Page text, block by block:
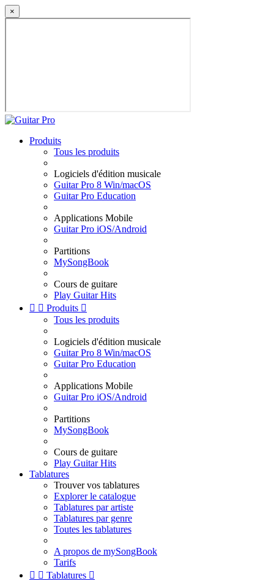
×
Produits
Tous les produits
Logiciels d'édition musicale
Guitar Pro 8 Win/macOS
Guitar Pro Education
Applications Mobile
Guitar Pro iOS/Android
Partitions
MySongBook
Cours de guitare
Play Guitar Hits
  Produits 
Tous les produits
Logiciels d'édition musicale
Guitar Pro 8 Win/macOS
Guitar Pro Education
Applications Mobile
Guitar Pro iOS/Android
Partitions
MySongBook
Cours de guitare
Play Guitar Hits
Tablatures
Trouver vos tablatures
Explorer le catalogue
Tablatures par artiste
Tablatures par genre
Toutes les tablatures
A propos de mySongBook
Tarifs
  Tablatures 